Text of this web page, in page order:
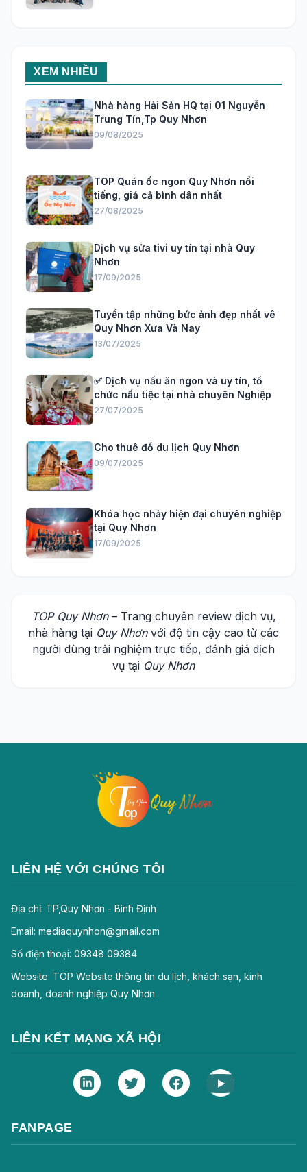
XEM NHIỀU
Nhà hàng Hải Sản HQ tại 01 Nguyễn
Trung Tín,Tp Quy Nhơn
09/08/2025
TOP Quán ốc ngon Quy Nhơn nổi
tiếng, giá cả bình dân nhất
27/08/2025
Dịch vụ sửa tivi uy tín tại nhà Quy
Nhơn
17/09/2025
Tuyển tập những bức ảnh đẹp nhất vê
Quy Nhơn Xưa Và Nay
13/07/2025
✅ Dịch vụ nấu ăn ngon và uy tín, tổ
chức nấu tiệc tại nhà chuyên Nghiệp
27/07/2025
Cho thuê đồ du lịch Quy Nhơn
09/07/2025
Khóa học nhảy hiện đại chuyên nghiệp
tại Quy Nhơn
17/09/2025
TOP Quy Nhơn– Trang chuyên review dịch vụ,
nhà hàng tại Quy Nhơnvới độ tin cậy cao từ các
người dùng trải nghiệm trực tiếp, đánh giá dịch
vụ tại Quy Nhơn
LIÊN HỆ VỚI CHÚNG TÔI
Địa chỉ: TP,Quy Nhơn - Bình Định
Email: mediaquynhon@gmail.com
Số điện thoại: 09348 09384
Website: TOP Website thông tin du lịch, khách sạn, kinh
doanh, doanh nghiệp Quy Nhơn
LIÊN KẾT MẠNG XÃ HỘI
FANPAGE